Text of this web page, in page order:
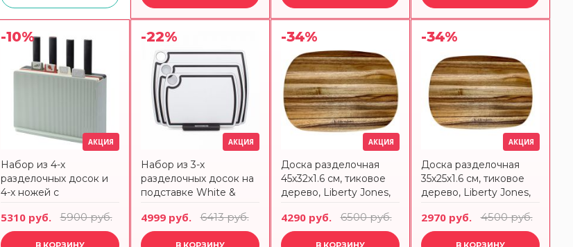
-10%
АКЦИЯ
Набор из 4-х
разделочных досок и
4-х ножей с
Smart Solutions
5310 руб. 5900 руб.
В КОРЗИНУ
-22%
АКЦИЯ
Набор из 3-х
разделочных досок на
подставке White &
упаковке, композитный
материал, Fashion
4999 руб. 6413 руб.
В КОРЗИНУ
-34%
АКЦИЯ
Доска разделочная
45х32х1.6 см, тиковое
дерево, Liberty Jones,
4290 руб. 6500 руб.
В КОРЗИНУ
-34%
АКЦИЯ
Доска разделочная
35х25х1.6 см, тиковое
дерево, Liberty Jones,
2970 руб. 4500 руб.
В КОРЗИНУ